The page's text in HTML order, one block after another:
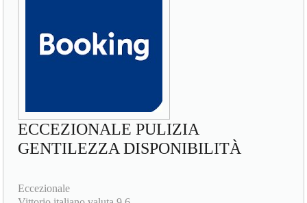
ECCEZIONALE PULIZIA
GENTILEZZA DISPONIBILITÀ
Eccezionale